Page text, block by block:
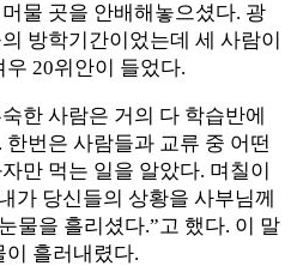
물 곳을 안배해놓으셨다. 광
방학기간이었는데 세 사람이
20위안이 들었다.
한 사람은 거의 다 학습반에
번은 사람들과 교류 중 어떤
만 먹는 일을 알았다. 며칠이
가 당신들의 상황을 사부님께
물을 흘리셨다.”고 했다. 이 말
이 흘러내렸다.